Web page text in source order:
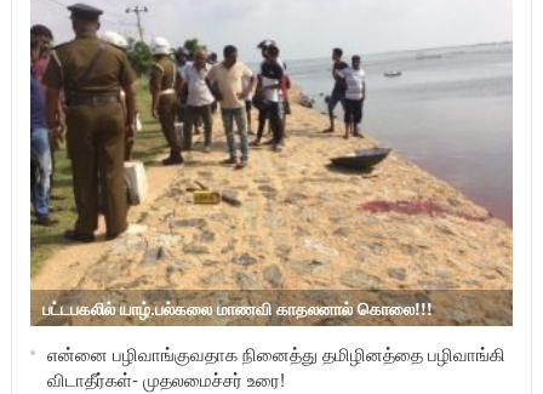
பட்டபகலில் யாழ்.பல்கலை மாணவி காதலனால் கொலை!!!
என்னை பழிவாங்குவதாக நினைத்து தமிழினத்தை பழிவாங்கி
விடாதீர்கள்- முதலமைச்சர் உரை!